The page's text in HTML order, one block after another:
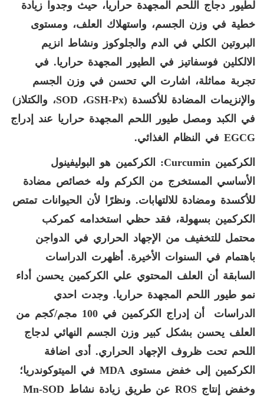
لطيور دجاج اللحم المجهدة حراريا، حيث وجدوا زيادة
خطية في وزن الجسم، واستهلاك العلف، ومستوى
البروتين الكلي في الدم والجلوكوز ونشاط انزيم
الالكلين فوسفاتيز في الطيور المجهدة حراريا. في
تجربة مماثلة، اشارت الي تحسن في وزن الجسم
والإنزيمات المضادة للأكسدة (GSH-Px، SOD، والكتلاز)
في الكبد ومصل طيور اللحم المجهدة حراريا عند إدراج
EGCG في النظام الغذائي.
الكركمين Curcumin: الكركمين هو البوليفينول
الأساسي المستخرج من الكركم وله خصائص مضادة
للأكسدة ومضادة للالتهابات. ونظرًا لأن الحيوانات تمتص
الكركمين بسهولة، فقد حظي استخدامه كمركب
محتمل للتخفيف من الإجهاد الحراري في الدواجن
باهتمام في السنوات الأخيرة. أظهرت الدراسات
السابقة أن العلف المحتوي علي الكركمين يحسن أداء
نمو طيور اللحم المجهدة حراريا. وجدت احدي
الدراسات أن إدراج الكركمين في 100 مجم/كجم من
العلف يحسن بشكل كبير وزن الجسم النهائي لدجاج
اللحم تحت ظروف الإجهاد الحراري. أدى اضافة
الكركمين إلى خفض مستوى MDA في الميتوكوندريا؛
وخفض إنتاج ROS عن طريق زيادة نشاط Mn-SOD